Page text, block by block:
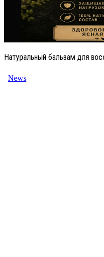
Натуральный бальзам для